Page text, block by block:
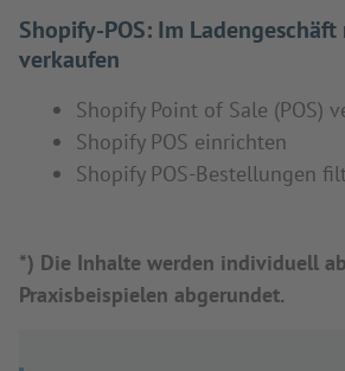
Shopify-POS: Im
verkaufen
Shopify Point of Sale (POS)
Shopify POS einrichten
Shopify POS-Bestellungen
*) Die Inhalte werden individuell
Praxisbeispielen abgerundet.